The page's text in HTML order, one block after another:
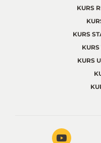
KURS
KURS
KURS